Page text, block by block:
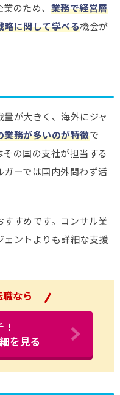
のため、 業務で経営層
略に関して学べる機会が
が大きく、海外にジャ
業務が多いのが特徴で
の国の支社が担当する
ーでは国内外問わず活
すめです。コンサル業
ントよりも詳細な支援
なら
を見る